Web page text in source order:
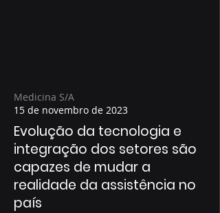
Medicina S/A
15 de novembro de 2023
Evolução da tecnologia e
integração dos setores são
capazes de mudar a
realidade da assistência no
país